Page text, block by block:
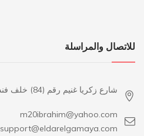
للاتصال والمراسلة
شارع زكريا غنيم رقم (84) خلف فندق مكة – الابراهيمية
m20ibrahim@yahoo.com
support@eldarelgamaya.com